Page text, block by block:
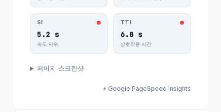
SI
5.2 s
속도 지수
TTI
6.0 s
상호작용 시간
페이지 스크린샷
⚡ Google PageSpeed Insights